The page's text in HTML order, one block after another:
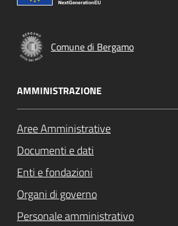
Comune di Bergamo
AMMINISTRAZIONE
Aree Amministrative
Documenti e dati
Enti e fondazioni
Organi di governo
Personale amministrativo